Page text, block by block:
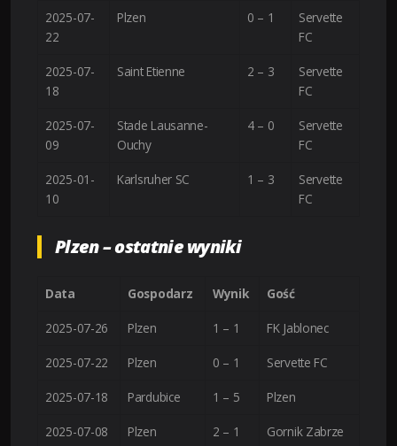
2025-07-
22
Plzen 0 – 1
Servette
FC
2025-07-
18
Saint Etienne 2 – 3
Servette
FC
2025-07-
09
Stade Lausanne-
Ouchy
4 – 0
Servette
FC
2025-01-
10
Karlsruher SC 1 – 3
Servette
FC
Plzen – ostatnie wyniki
Data Gospodarz Wynik Gość
2025-07-26 Plzen 1 – 1 FK Jablonec
2025-07-22 Plzen 0 – 1 Servette FC
2025-07-18 Pardubice 1 – 5 Plzen
2025-07-08 Plzen 2 – 1 Gornik Zabrze